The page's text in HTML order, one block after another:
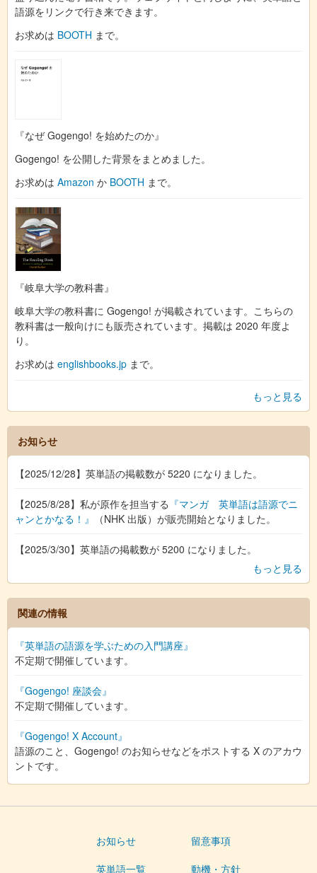
語源をリンクで行き来できます。
お求めは BOOTH まで。
『なぜ Gogengo! を始めたのか』
Gogengo! を公開した背景をまとめました。
お求めは Amazon か BOOTH まで。
『岐阜大学の教科書』
岐阜大学の教科書に Gogengo! が掲載されています。こちらの
教科書は一般向けにも販売されています。掲載は 2020 年度よ
り。
お求めは englishbooks.jp まで。
もっと見る
お知らせ
【2025/12/28】英単語の掲載数が 5220 になりました。
【2025/8/28】私が原作を担当する 『マンガ 英単語は語源でニ
ャンとかなる！』
（NHK 出版）が販売開始となりました。
【2025/3/30】英単語の掲載数が 5200 になりました。
もっと見る
関連の情報
『英単語の語源を学ぶための入門講座』
不定期で開催しています。
『Gogengo! 座談会』
不定期で開催しています。
『Gogengo! X Account』
語源のこと、Gogengo! のお知らせなどをポストする X のアカウ
ントです。
お知らせ
英単語一覧
留意事項
動機・方針